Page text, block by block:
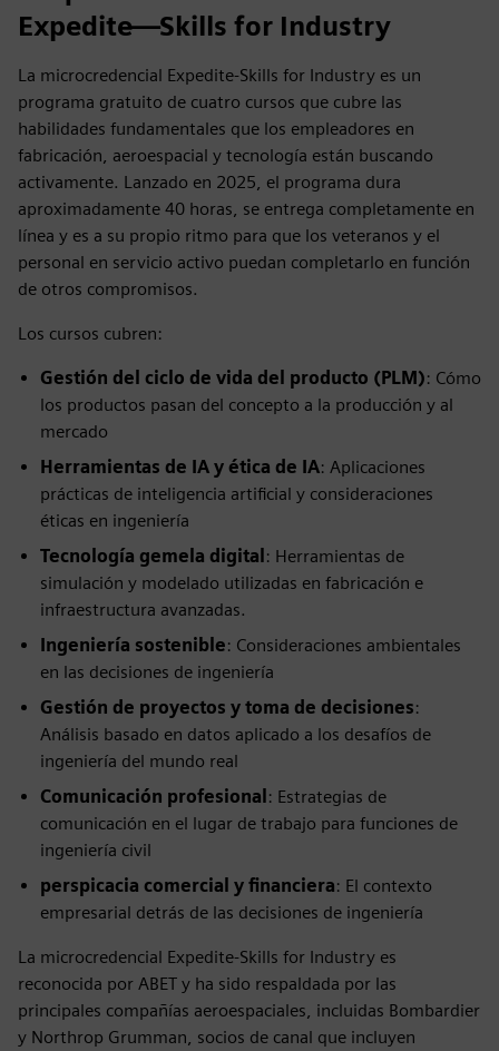
Expedite—Skills for Industry
La microcredencial Expedite-Skills for Industry es un
programa gratuito de cuatro cursos que cubre las
habilidades fundamentales que los empleadores en
fabricación, aeroespacial y tecnología están buscando
activamente. Lanzado en 2025, el programa dura
aproximadamente 40 horas, se entrega completamente en
línea y es a su propio ritmo para que los veteranos y el
personal en servicio activo puedan completarlo en función
de otros compromisos.
Los cursos cubren:
Gestión del ciclo de vida del producto (PLM): Cómo
los productos pasan del concepto a la producción y al
mercado
Herramientas de IA y ética de IA: Aplicaciones
prácticas de inteligencia artificial y consideraciones
éticas en ingeniería
Tecnología gemela digital : Herramientas de
simulación y modelado utilizadas en fabricación e
infraestructura avanzadas.
Ingeniería sostenible: Consideraciones ambientales
en las decisiones de ingeniería
Gestión de proyectos y toma de decisiones:
Análisis basado en datos aplicado a los desafíos de
ingeniería del mundo real
Comunicación profesional : Estrategias de
comunicación en el lugar de trabajo para funciones de
ingeniería civil
perspicacia comercial y financiera: El contexto
empresarial detrás de las decisiones de ingeniería
La microcredencial Expedite-Skills for Industry es
reconocida por ABET y ha sido respaldada por las
principales compañías aeroespaciales, incluidas Bombardier
y Northrop Grumman, socios de canal que incluyen